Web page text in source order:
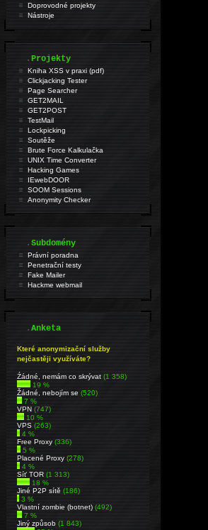
Doprovodné projekty
Nástroje
.Projekty
Kniha XSS v praxi (pdf)
Clickjacking Tester
Page Searcher
GET2MAIL
GET2POST
TestMail
Lockpicking
Soutěže
Brute Force Kalkulačka
UNIX Time Converter
Hacking Games
IEwebDOOR
SOOM Sessions
Anonymity Checker
.Subdomény
Právní poradna
Penetrační testy
Fake Mailer
Hackme webmail
.Anketa
Které anonymizační služby
nejčastěji využíváte?
Źádné, nemám co skrývat(1 358)
19 %
Žádné, nebojím se(520)
7 %
VPN(747)
10 %
VPS(263)
4 %
Free Proxy(336)
5 %
Placené Proxy(278)
4 %
Síť TOR(1 313)
18 %
Jiné P2P sítě(186)
3 %
Vlastní zombie (botnet)(492)
7 %
Jiný způsob(1 843)